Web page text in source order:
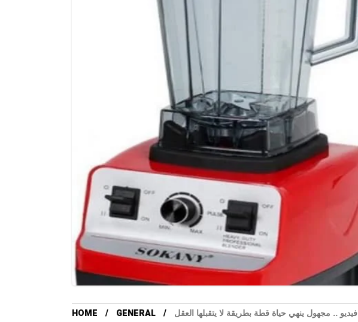
HOME GENERAL فيديو .. مجهول ينهي حياة قطة بطريقة لا يتقبلها العقل